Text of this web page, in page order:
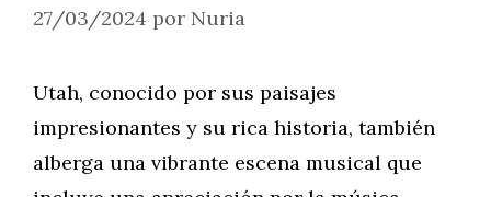
27/03/2024 por Nuria
Utah, conocido por sus paisajes
impresionantes y su rica historia, también
alberga una vibrante escena musical que